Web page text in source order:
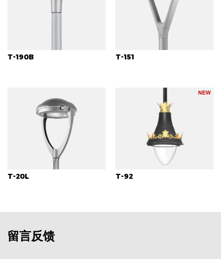
T-190B
T-20L
T-151
T-92
留言反馈